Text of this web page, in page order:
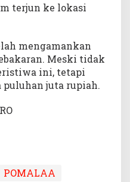
terjun ke lokasi
mengamankan
Meski tidak
ini, tetapi
juta rupiah.
POMALAA